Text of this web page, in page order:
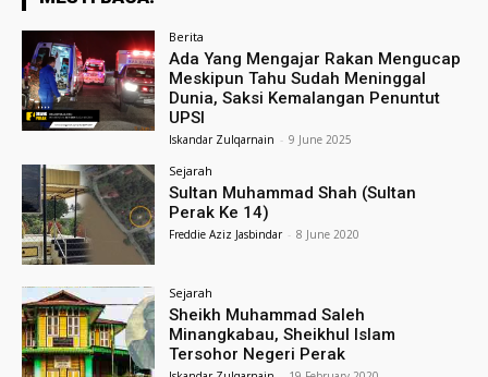
Berita
Ada Yang Mengajar Rakan Mengucap
Meskipun Tahu Sudah Meninggal
Dunia, Saksi Kemalangan Penuntut
UPSI
Iskandar Zulqarnain - 9 June 2025
Sejarah
Sultan Muhammad Shah (Sultan
Perak Ke 14)
Freddie Aziz Jasbindar - 8 June 2020
Sejarah
Sheikh Muhammad Saleh
Minangkabau, Sheikhul Islam
Tersohor Negeri Perak